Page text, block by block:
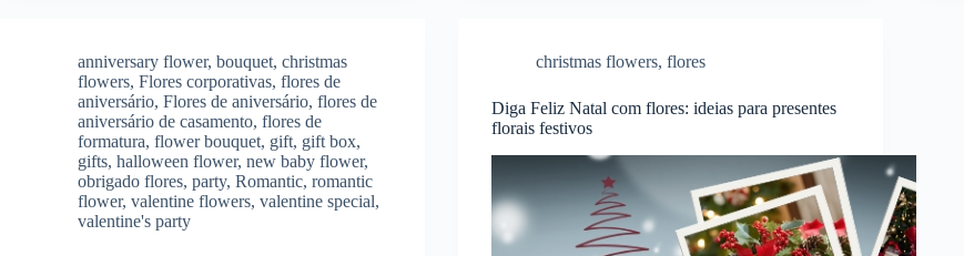
anniversary flower, bouquet, christmas
flowers, Flores corporativas, flores de
aniversário, Flores de aniversário, flores de
aniversário de casamento, flores de
formatura, flower bouquet, gift, gift box,
gifts, halloween flower, new baby flower,
obrigado flores, party, Romantic, romantic
flower, valentine flowers, valentine special,
valentine's party
christmas flowers,flores
Diga Feliz Natal com flores: ideias para presentes
florais festivos